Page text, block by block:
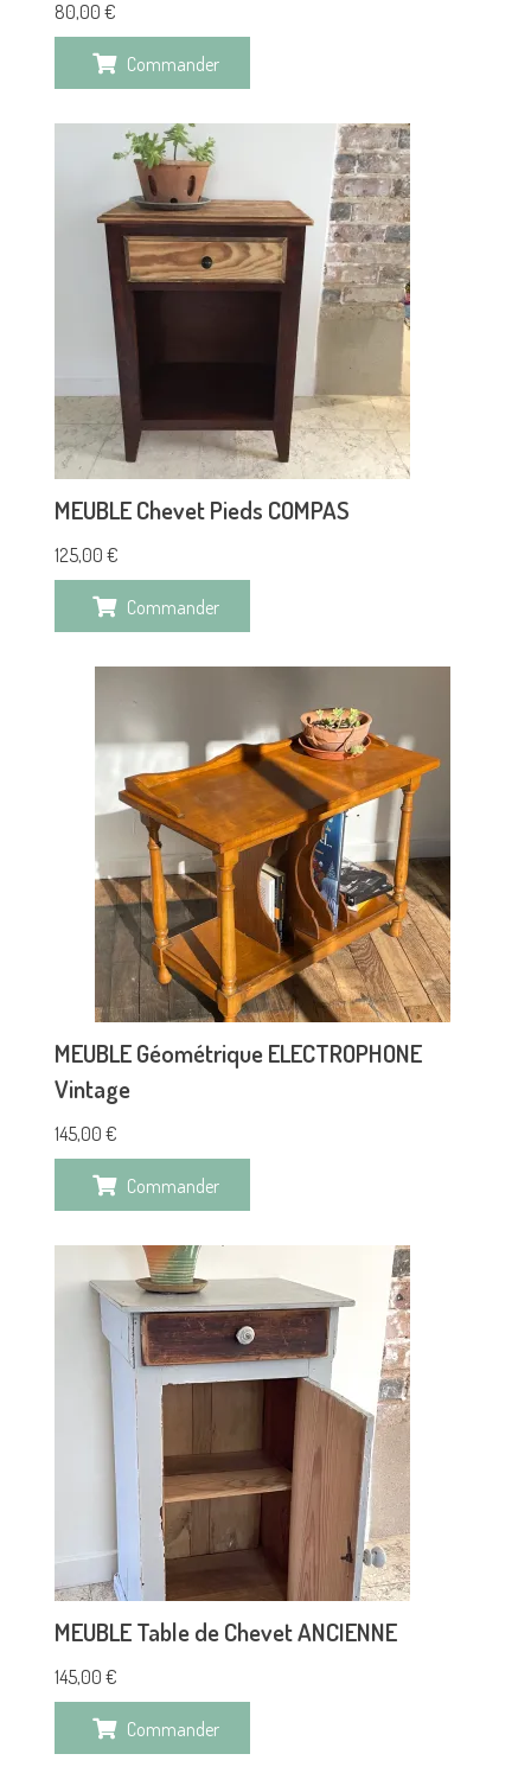
80,00 €
Commander
MEUBLE Chevet Pieds COMPAS
125,00 €
Commander
MEUBLE Géométrique ELECTROPHONE
Vintage
145,00 €
Commander
MEUBLE Table de Chevet ANCIENNE
145,00 €
Commander